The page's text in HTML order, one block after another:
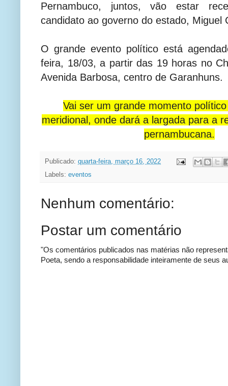
Pernambuco, juntos, vão estar
candidato ao governo do estado, Miguel
O grande evento político está
feira, 18/03, a partir das 19 horas no
Avenida Barbosa, centro de Garanhuns.
Vai ser um grande momento
meridional, onde dará a largada para a
pernambucana.
Publicado: quarta-feira, março 16, 2022
Labels: eventos
Nenhum comentário:
Postar um comentário
"Os comentários publicados nas matérias não
Poeta, sendo a responsabilidade inteiramente de seus